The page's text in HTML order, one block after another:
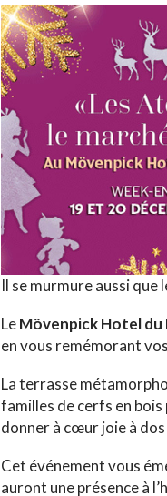
Il se murmure aussi
LeMövenpick Hotel du
en vous remémorant
La terrasse
familles de cerfs en
donner à cœur joie à
Cet événement vous
auront une présence à